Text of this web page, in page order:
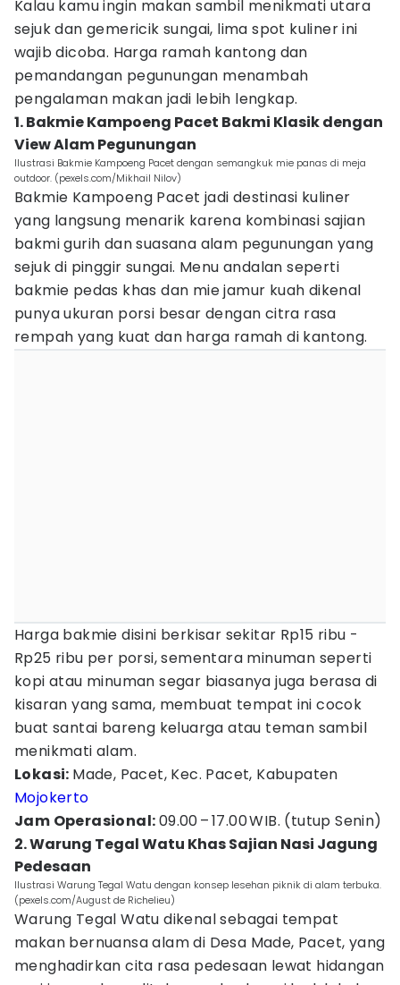
Kalau kamu ingin makan sambil menikmati utara
sejuk dan gemericik sungai, lima spot kuliner ini
wajib dicoba. Harga ramah kantong dan
pemandangan pegunungan menambah
pengalaman makan jadi lebih lengkap.
1. Bakmie Kampoeng Pacet Bakmi Klasik dengan
View Alam Pegunungan
Ilustrasi Bakmie Kampoeng Pacet dengan semangkuk mie panas di meja
outdoor. (pexels.com/Mikhail Nilov)
Bakmie Kampoeng Pacet jadi destinasi kuliner
yang langsung menarik karena kombinasi sajian
bakmi gurih dan suasana alam pegunungan yang
sejuk di pinggir sungai. Menu andalan seperti
bakmie pedas khas dan mie jamur kuah dikenal
punya ukuran porsi besar dengan citra rasa
rempah yang kuat dan harga ramah di kantong.
Harga bakmie disini berkisar sekitar Rp15 ribu -
Rp25 ribu per porsi, sementara minuman seperti
kopi atau minuman segar biasanya juga berasa di
kisaran yang sama, membuat tempat ini cocok
buat santai bareng keluarga atau teman sambil
menikmati alam.
Lokasi: Made, Pacet, Kec. Pacet, Kabupaten
Mojokerto
Jam Operasional:09.00 – 17.00 WIB. (tutup Senin)
2. Warung Tegal Watu Khas Sajian Nasi Jagung
Pedesaan
Ilustrasi Warung Tegal Watu dengan konsep lesehan piknik di alam terbuka.
(pexels.com/August de Richelieu)
Warung Tegal Watu dikenal sebagai tempat
makan bernuansa alam di Desa Made, Pacet, yang
menghadirkan cita rasa pedesaan lewat hidangan